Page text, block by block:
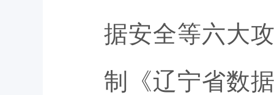
据安全等六大
制《辽宁省数